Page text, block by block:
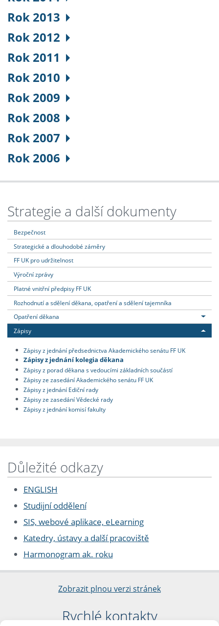
Rok 2013
Rok 2012
Rok 2011
Rok 2010
Rok 2009
Rok 2008
Rok 2007
Rok 2006
Strategie a další dokumenty
Bezpečnost
Strategické a dlouhodobé záměry
FF UK pro udržitelnost
Výroční zprávy
Platné vnitřní předpisy FF UK
Rozhodnutí a sdělení děkana, opatření a sdělení tajemníka
Opatření děkana
Zápisy
Zápisy z jednání předsednictva Akademického senátu FF UK
Zápisy z jednání kolegia děkana
Zápisy z porad děkana s vedoucími základních součástí
Zápisy ze zasedání Akademického senátu FF UK
Zápisy z jednání Ediční rady
Zápisy ze zasedání Vědecké rady
Zápisy z jednání komisí fakulty
Důležité odkazy
ENGLISH
Studijní oddělení
SIS, webové aplikace, eLearning
Katedry, ústavy a další pracoviště
Harmonogram ak. roku
Zobrazit plnou verzi stránek
Rychlé kontakty